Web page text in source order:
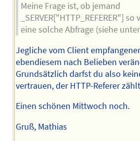
Meine Frage ist, ob jemand
_SERVER["HTTP_REFERER"]
eine solche Abfrage (siehe
Jegliche vom Client
ebendiesem nach Belieben
Grundsätzlich darfst du also
vertrauen, der HTTP-Referer
Einen schönen Mittwoch noch.
Gruß, Mathias